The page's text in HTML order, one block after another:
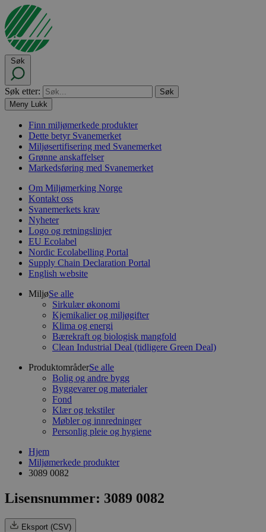
Søk
Søk etter:
Meny Lukk
Finn miljømerkede produkter
Dette betyr Svanemerket
Miljøsertifisering med Svanemerket
Grønne anskaffelser
Markedsføring med Svanemerket
Om Miljømerking Norge
Kontakt oss
Svanemerkets krav
Nyheter
Logo og retningslinjer
EU Ecolabel
Nordic Ecolabelling Portal
Supply Chain Declaration Portal
English website
MiljøSe alle
Sirkulær økonomi
Kjemikalier og miljøgifter
Klima og energi
Bærekraft og biologisk mangfold
Clean Industrial Deal (tidligere Green Deal)
ProduktområderSe alle
Bolig og andre bygg
Byggevarer og materialer
Fond
Klær og tekstiler
Møbler og innredninger
Personlig pleie og hygiene
Hjem
Miljømerkede produkter
3089 0082
Lisensnummer: 3089 0082
Eksport (CSV)